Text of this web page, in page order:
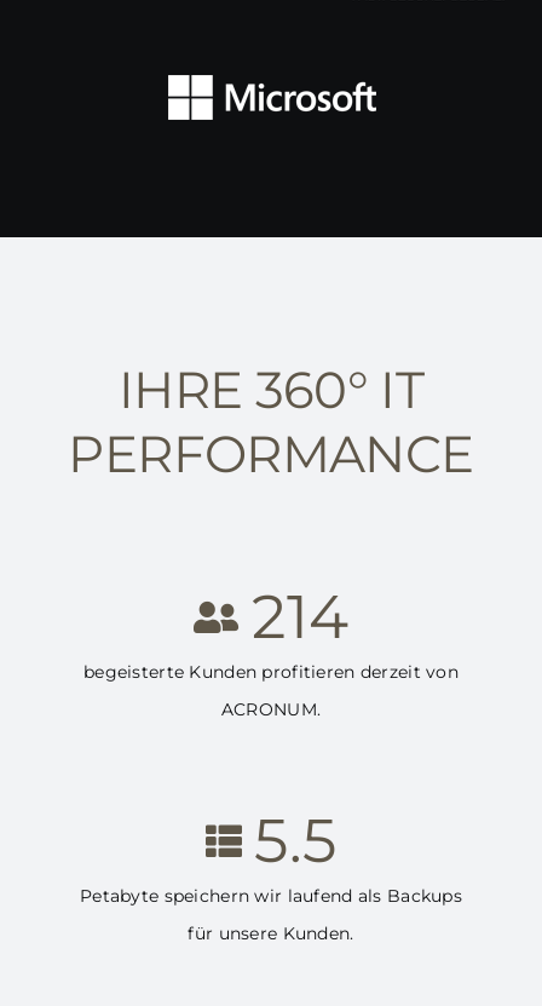
IHRE 360° IT
PERFORMANCE
214
begeisterte Kunden profitieren derzeit von
ACRONUM.
5.5
Petabyte speichern wir laufend als Backups
für unsere Kunden.